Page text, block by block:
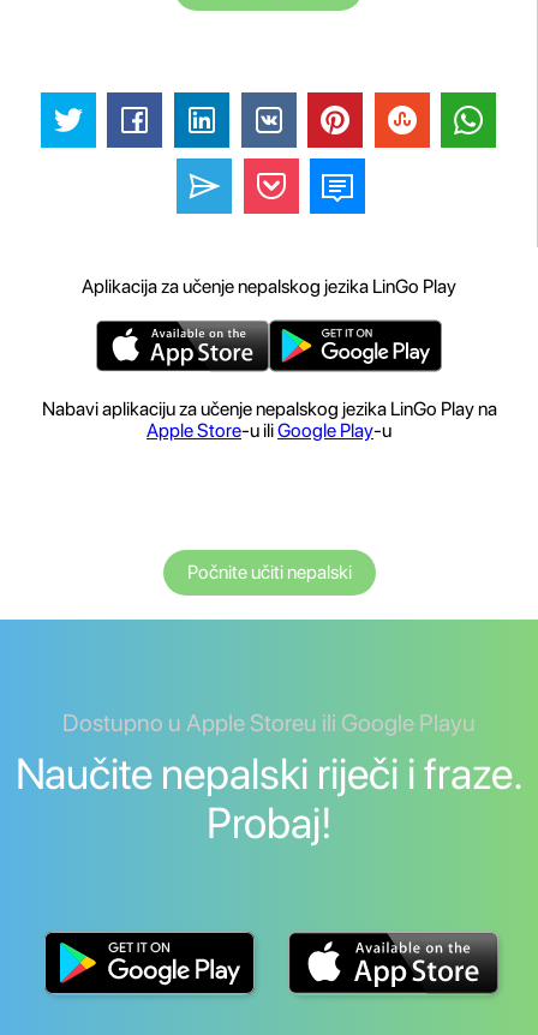
Aplikacija za učenje nepalskog jezika LinGo Play
Nabavi aplikaciju za učenje nepalskog jezika LinGo Play na
Apple Store-u iliGoogle Play-u
Počnite učiti nepalski
Dostupno u Apple Storeu ili Google Playu
Naučite nepalski riječi i fraze.
Probaj!